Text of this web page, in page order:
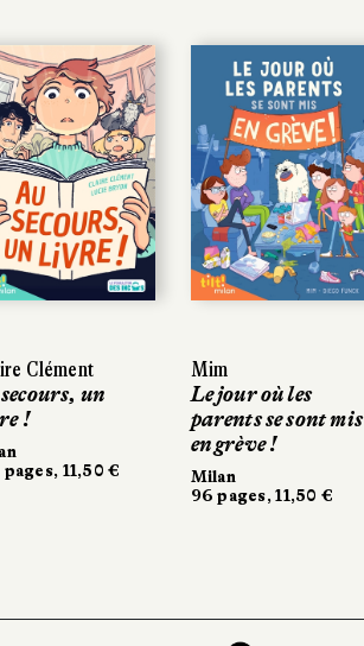
Clément
un
!
pages, 11,50 €
Mim
Le jour où les
parents se sont mis
en grève !
Milan
96 pages, 11,50 €